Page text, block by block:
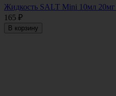
Жидкость SALT Mini 10мл
165 ₽
В корзину